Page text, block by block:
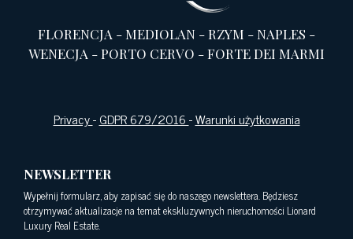
FLORENCJA -MEDIOLAN -RZYM -NAPLES -
WENECJA -PORTO CERVO -FORTE DEI MARMI
Privacy-GDPR 679/2016-Warunki użytkowania
NEWSLETTER
Wypełnij formularz, aby zapisać się do naszego newslettera. Będziesz
otrzymywać aktualizacje na temat ekskluzywnych nieruchomości Lionard
Luxury Real Estate.